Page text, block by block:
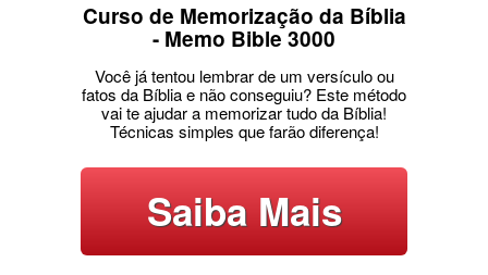
Curso de Memorização da Bíblia
- Memo Bible 3000
Você já tentou lembrar de um versículo ou
fatos da Bíblia e não conseguiu? Este método
vai te ajudar a memorizar tudo da Bíblia!
Técnicas simples que farão diferença!
Saiba Mais